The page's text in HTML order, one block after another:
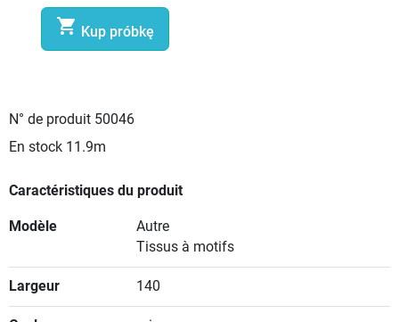
 Kup próbkę
N° de produit 50046
En stock 11.9m
Caractéristiques du produit
Modèle
Autre
Tissus à motifs
Largeur 140